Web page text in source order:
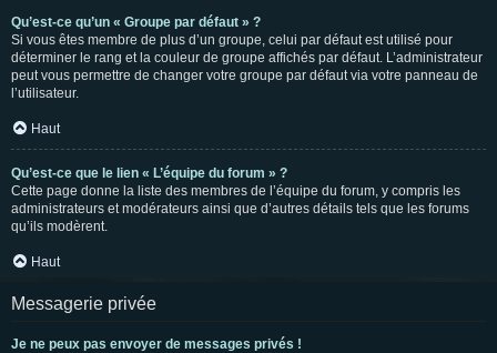
Qu’est-ce qu’un « Groupe par défaut » ?
Si vous êtes membre de plus d’un groupe, celui par défaut est utilisé pour
déterminer le rang et la couleur de groupe affichés par défaut. L’administrateur
peut vous permettre de changer votre groupe par défaut via votre panneau de
l’utilisateur.
Haut
Qu’est-ce que le lien « L’équipe du forum » ?
Cette page donne la liste des membres de l’équipe du forum, y compris les
administrateurs et modérateurs ainsi que d’autres détails tels que les forums
qu’ils modèrent.
Haut
Messagerie privée
Je ne peux pas envoyer de messages privés !